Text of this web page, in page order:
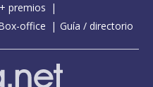
premios
office Guía / directorio